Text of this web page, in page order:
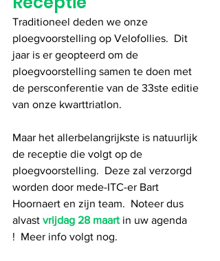
Traditioneel deden we onze
ploegvoorstelling op Velofollies.  Dit
jaar is er geopteerd om de
ploegvoorstelling samen te doen met
de persconferentie van de 33ste editie
van onze kwarttriatlon.
Maar het allerbelangrijkste is natuurlijk
de receptie die volgt op de
ploegvoorstelling.  Deze zal verzorgd
worden door mede-ITC-er Bart
Hoornaert en zijn team.  Noteer dus
alvast vrijdag 28 maart in uw agenda
!  Meer info volgt nog.